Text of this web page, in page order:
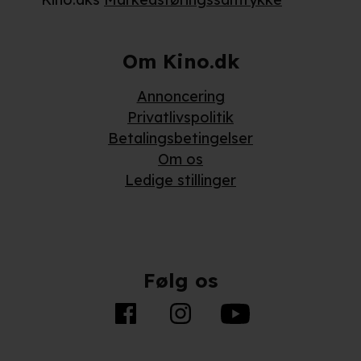
Om Kino.dk
Annoncering
Privatlivspolitik
Betalingsbetingelser
Om os
Ledige stillinger
Følg os